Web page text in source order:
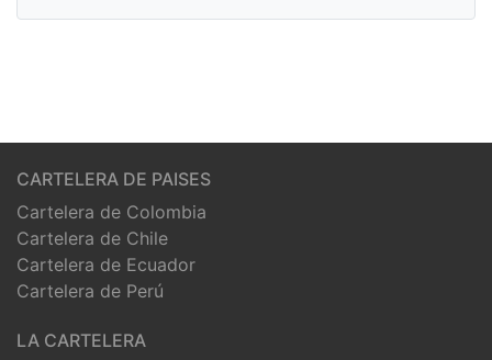
CARTELERA DE PAISES
Cartelera de Colombia
Cartelera de Chile
Cartelera de Ecuador
Cartelera de Perú
LA CARTELERA